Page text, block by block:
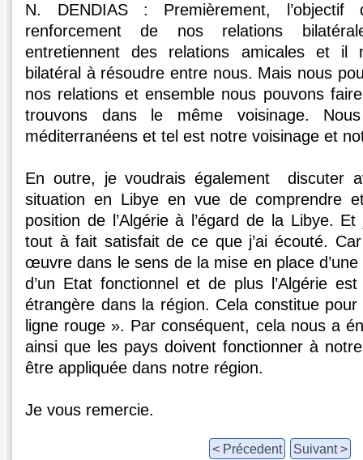
N. DENDIAS : Premièrement,
renforcement de nos relations
entretiennent des relations amicales et il
bilatéral à résoudre entre nous. Mais nous
nos relations et ensemble nous pouvons
trouvons dans le même voisinage.
méditerranéens et tel est notre voisinage et
En outre, je voudrais également discuter
situation en Libye en vue de comprendre
position de l’Algérie à l’égard de la Libye.
tout à fait satisfait de ce que j’ai écouté. Car
œuvre dans le sens de la mise en place
d’un Etat fonctionnel et de plus l’Algérie
étrangère dans la région. Cela constitue pour
ligne rouge ». Par conséquent, cela nous a
ainsi que les pays doivent fonctionner à
être appliquée dans notre région.
Je vous remercie.
< Précedent Suivant >